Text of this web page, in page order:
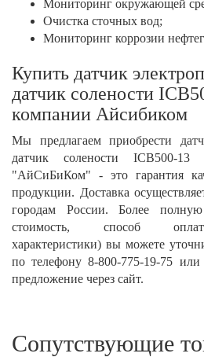
Мониторинг окружающей
Очистка сточных вод;
Мониторинг коррозии
Купить датчик
датчик солености
компании Айсибиком
Мы предлагаем приобрести
датчик солености ICB500-
"АйСиБиКом" - это гарантия
продукции. Доставка
городам России. Более
стоимость, способ
характеристики) вы можете
по телефону 8-800-775-19-75 или
предложение через сайт.
Сопутствующие